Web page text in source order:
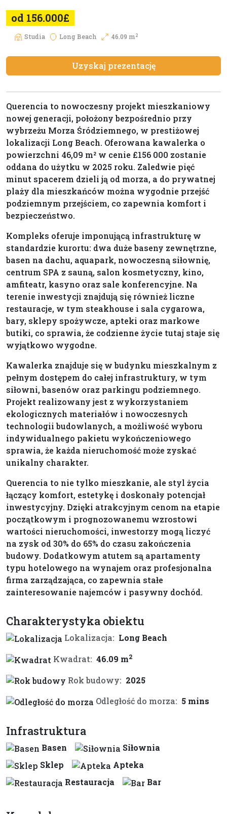
od 156.000£
Studia Long Beach 46.09 m2
Uzyskaj prezentację
Querencia to nowoczesny projekt mieszkaniowy
nowej generacji, położony bezpośrednio przy
wybrzeżu Morza Śródziemnego, w prestiżowej
lokalizacji Long Beach. Oferowana kawalerka o
powierzchni 46,09 m² w cenie £156 000 zostanie
oddana do użytku w 2025 roku. Zaledwie pięć
minut spacerem dzieli ją od morza, a do prywatnej
plaży dla mieszkańców można wygodnie przejść
podziemnym przejściem, co zapewnia komfort i
bezpieczeństwo.
Kompleks oferuje imponującą infrastrukturę w
standardzie kurortu: dwa duże baseny zewnętrzne,
basen na dachu, aquapark, nowoczesną siłownię,
centrum SPA z sauną, salon kosmetyczny, kino,
amfiteatr, kasyno oraz sale konferencyjne. Na
terenie inwestycji znajdują się również liczne
restauracje, w tym steakhouse i sala cygarowa,
bary, sklepy spożywcze, apteki oraz markowe
butiki, co sprawia, że codzienne życie tutaj staje się
wyjątkowo wygodne.
Kawalerka znajduje się w budynku mieszkalnym z
pełnym dostępem do całej infrastruktury, w tym
siłowni, basenów oraz parkingu podziemnego.
Projekt realizowany jest z wykorzystaniem
ekologicznych materiałów i nowoczesnych
technologii budowlanych, a możliwość wyboru
indywidualnego pakietu wykończeniowego
sprawia, że każda nieruchomość może zyskać
unikalny charakter.
Querencia to nie tylko mieszkanie, ale styl życia
łączący komfort, estetykę i doskonały potencjał
inwestycyjny. Dzięki atrakcyjnym cenom na etapie
początkowym i prognozowanemu wzrostowi
wartości nieruchomości, inwestorzy mogą liczyć
na zysk od 30% do 65% do czasu zakończenia
budowy. Dodatkowym atutem są apartamenty
typu hotelowego na wynajem oraz profesjonalna
firma zarządzająca, co zapewnia stałe
zainteresowanie najemców i pasywny dochód.
Charakterystyka obiektu
Lokalizacja: Long Beach
Kwadrat: 46.09 m2
Rok budowy: 2025
Odległość do morza: 5 mins
Infrastruktura
Basen
Siłownia
Sklep
Apteka
Restauracja
Bar